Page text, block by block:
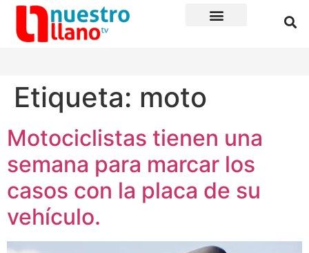
Etiqueta: moto
Motociclistas tienen una
semana para marcar los
casos con la placa de su
vehículo.